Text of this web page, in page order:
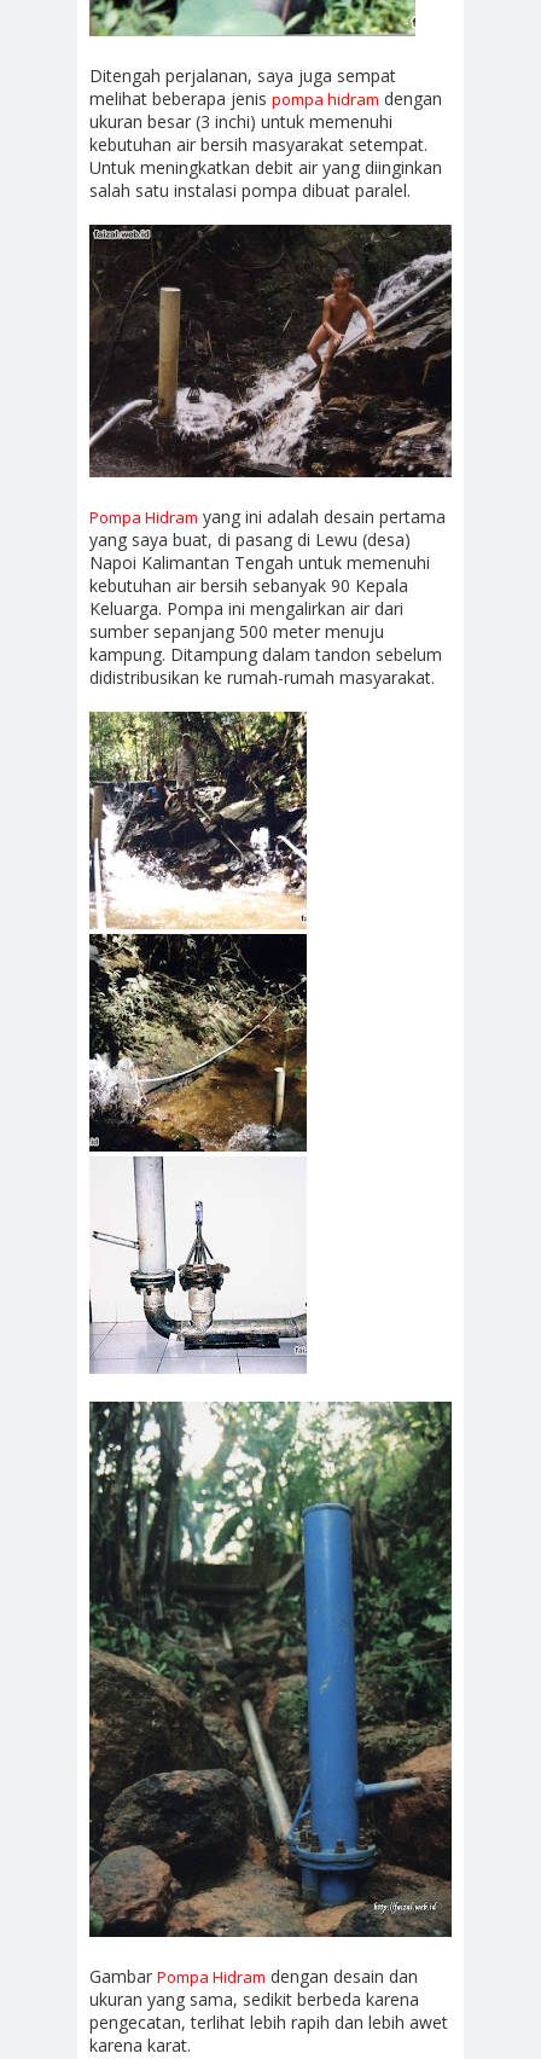
Ditengah perjalanan, saya juga sempat
melihat beberapa jenis pompa hidram dengan
ukuran besar (3 inchi) untuk memenuhi
kebutuhan air bersih masyarakat setempat.
Untuk meningkatkan debit air yang diinginkan
salah satu instalasi pompa dibuat paralel.
Pompa Hidram yang ini adalah desain pertama
yang saya buat, di pasang di Lewu (desa)
Napoi Kalimantan Tengah untuk memenuhi
kebutuhan air bersih sebanyak 90 Kepala
Keluarga. Pompa ini mengalirkan air dari
sumber sepanjang 500 meter menuju
kampung. Ditampung dalam tandon sebelum
didistribusikan ke rumah-rumah masyarakat.
Gambar Pompa Hidram dengan desain dan
ukuran yang sama, sedikit berbeda karena
pengecatan, terlihat lebih rapih dan lebih awet
karena karat.